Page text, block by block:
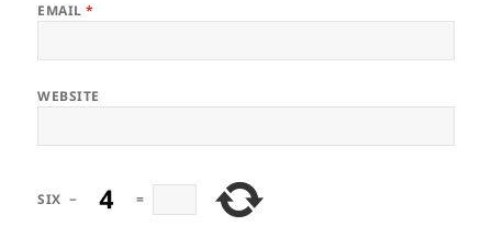
EMAIL*
WEBSITE
SIX − =